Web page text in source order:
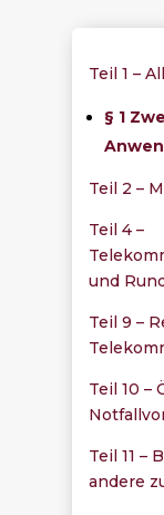
Teil 1 –
§ 1
Teil 2 –
Teil 4 –
und
Teil 9 –
Teil 10 –
Teil 11 –
andere